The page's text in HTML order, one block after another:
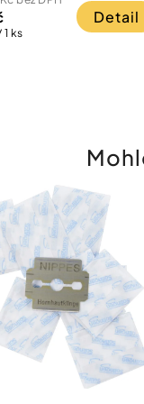
ks
Detail